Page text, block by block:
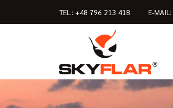
TEL.: +48 796 213 418 E-MAIL: